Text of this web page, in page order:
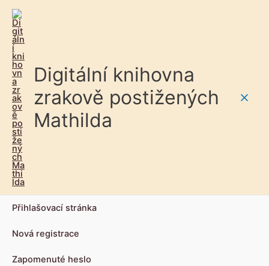
Digitální knihovna
zrakově postižených
Mathilda
Přihlašovací stránka
Nová registrace
Zapomenuté heslo